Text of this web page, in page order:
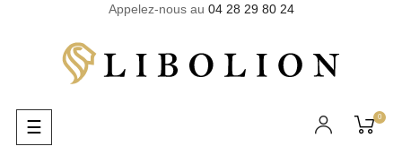
Appelez-nous au 04 28 29 80 24
0
Basculer
la
☰